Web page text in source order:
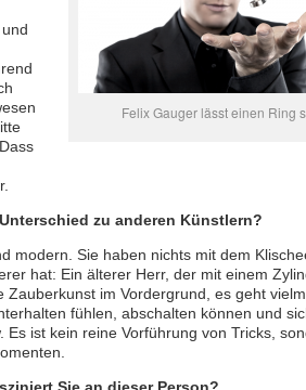
Felix Gauger lässt einen Ring
zu anderen Künstlern?
modern. Sie haben nichts mit dem
hat: Ein älterer Herr, der mit einem
im Vordergrund, es geht
fühlen, abschalten können und
ist kein reine Vorführung von Tricks,